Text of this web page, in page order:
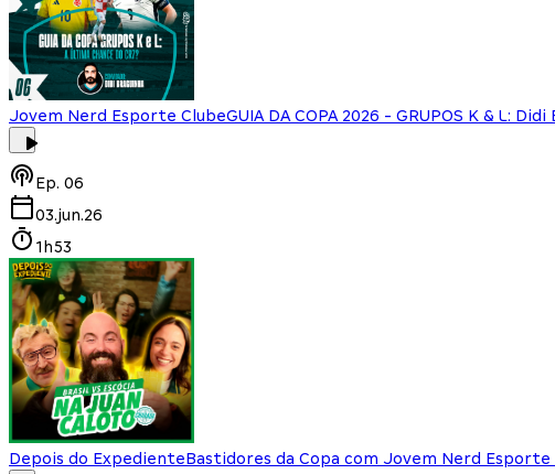
Jovem Nerd Esporte ClubeGUIA DA COPA 2026 - GRUPOS K & L:
Ep. 06
03.jun.26
1h53
Depois do ExpedienteBastidores da Copa com Jovem Nerd Esporte